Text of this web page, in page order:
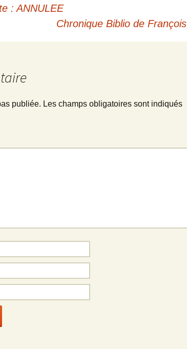
: ANNULEE
Chronique Biblio de François
publiée. Les champs obligatoires sont indiqués